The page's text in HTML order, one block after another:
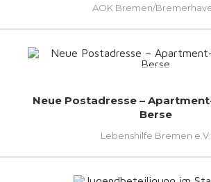
AOK Bremen/
Neue Postadresse –
Berse
Lebenshilfe Bremen e.V.